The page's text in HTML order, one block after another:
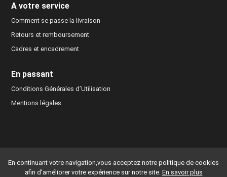
A votre service
Comment se passe la livraison
Retours et remboursement
Cadres et encadrement
En passant
Conditions Générales d’Utilisation
Mentions légales
Simon JANVIER - Mail StudioIcone :Freepik
En continuant votre navigation,vous acceptez notre politique de cookies
afin d'améliorer votre expérience sur notre site. En savoir plus